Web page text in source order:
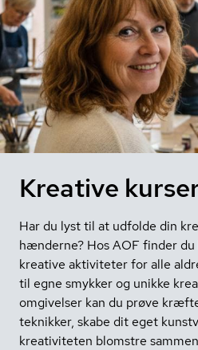
Kreative
Har du lyst til at udfolde din
hænderne? Hos AOF finder
kreative aktiviteter for alle
til egne smykker og unikke
omgivelser kan du prøve
teknikker, skabe dit eget
kreativiteten blomstre